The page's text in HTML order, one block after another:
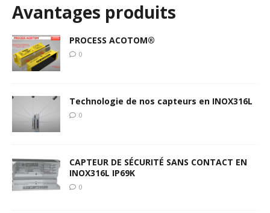
Avantages produits
PROCESS ACOTOM®
0
Technologie de nos capteurs en INOX316L
0
CAPTEUR DE SÉCURITÉ SANS CONTACT EN
INOX316L IP69K
0